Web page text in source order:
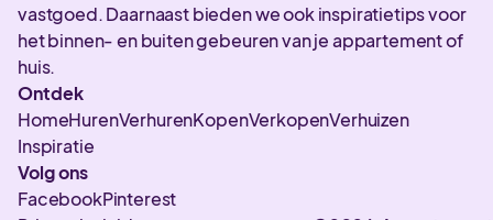
vastgoed. Daarnaast bieden we ook inspiratietips voor
het binnen- en buiten gebeuren van je appartement of
huis.
Ontdek
HomeHurenVerhurenKopenVerkopenVerhuizen
Inspiratie
Volg ons
FacebookPinterest